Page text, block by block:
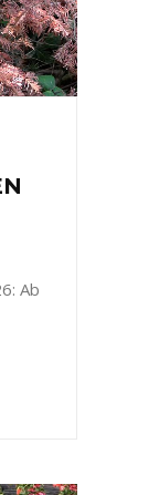
Ab